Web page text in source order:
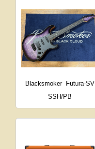
Blacksmoker
Futura-SV
SSH/PB